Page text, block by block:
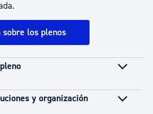
sobre los plenos
y organización